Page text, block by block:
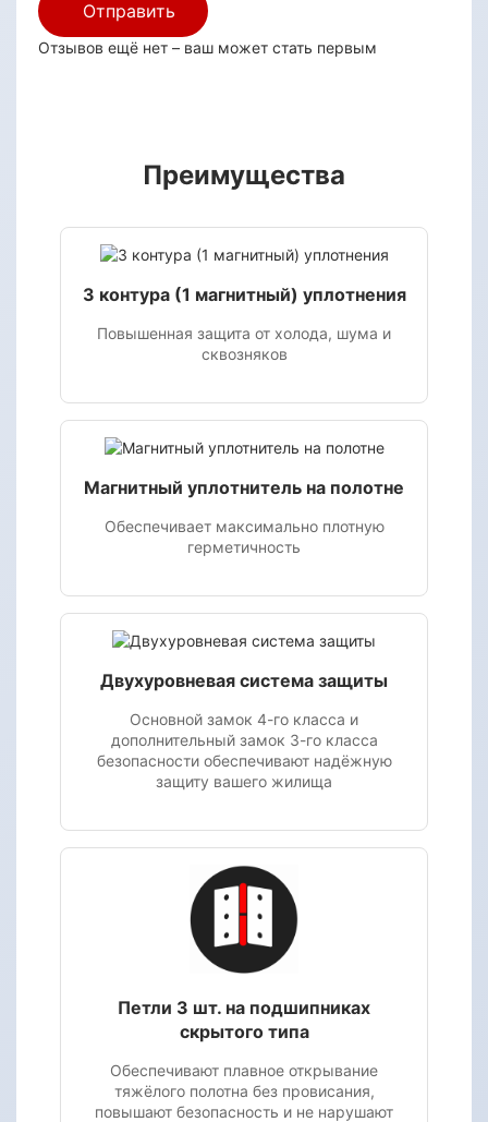
Отправить
Отзывов ещё нет – ваш может стать первым
Преимущества
3 контура (1 магнитный) уплотнения
Повышенная защита от холода, шума и
сквозняков
Магнитный уплотнитель на полотне
Обеспечивает максимально плотную
герметичность
Двухуровневая система защиты
Основной замок 4-го класса и
дополнительный замок 3-го класса
безопасности обеспечивают надёжную
защиту вашего жилища
Петли 3 шт. на подшипниках
скрытого типа
Обеспечивают плавное открывание
тяжёлого полотна без провисания,
повышают безопасность и не нарушают